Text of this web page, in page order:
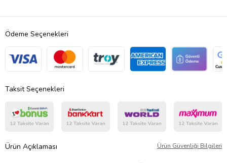
Ödeme Seçenekleri
Taksit Seçenekleri
Ürün Açıklaması Ürün Güvenliği Bilgileri